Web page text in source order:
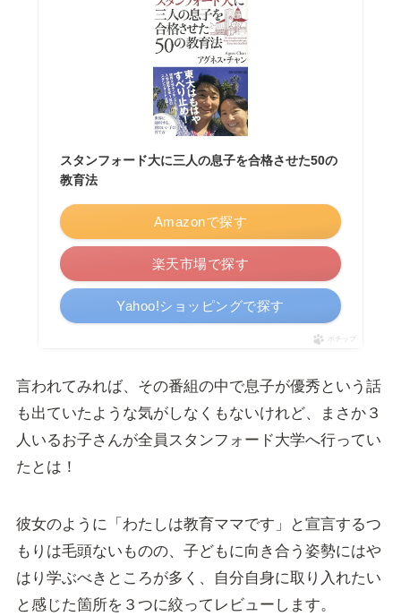
スタンフォード大に三人の息子を合格させた50の
教育法
Amazonで探す
楽天市場で探す
Yahoo!ショッピングで探す
ポチップ
言われてみれば、その番組の中で息子が優秀という話
も出ていたような気がしなくもないけれど、まさか３
人いるお子さんが全員スタンフォード大学へ行ってい
たとは！
彼女のように「わたしは教育ママです」と宣言するつ
もりは毛頭ないものの、子どもに向き合う姿勢にはや
はり学ぶべきところが多く、自分自身に取り入れたい
と感じた箇所を３つに絞ってレビューします。